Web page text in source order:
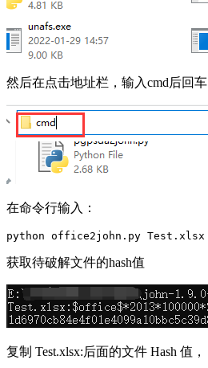
然后在点击地址栏，输入cmd后回车
在命令行输入：
python office2john.py Test.xlsx
获取待破解文件的hash值
复制 Test.xlsx:后面的文件 Hash 值，